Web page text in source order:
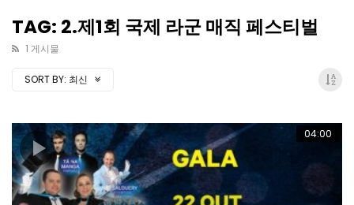
TAG: 2.제1회 국제 라군 매직 페스티벌
1 게시물
SORT BY: 최신
04:00